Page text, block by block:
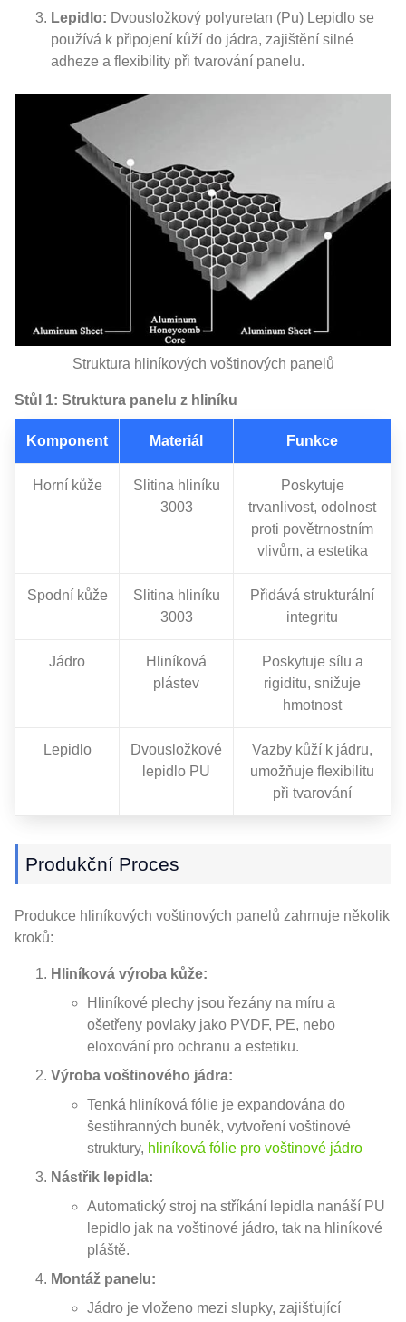
Lepidlo: Dvousložkový polyuretan (Pu) Lepidlo se
používá k připojení kůží do jádra, zajištění silné
adheze a flexibility při tvarování panelu.
Struktura hliníkových voštinových panelů
Stůl 1: Struktura panelu z hliníku
Komponent Materiál Funkce
Horní kůže
Slitina hliníku
3003
Poskytuje
trvanlivost, odolnost
proti povětrnostním
vlivům, a estetika
Spodní kůže
Slitina hliníku
3003
Přidává strukturální
integritu
Jádro
Hliníková
plástev
Poskytuje sílu a
rigiditu, snižuje
hmotnost
Lepidlo
Dvousložkové
lepidlo PU
Vazby kůží k jádru,
umožňuje flexibilitu
při tvarování
Produkční Proces
Produkce hliníkových voštinových panelů zahrnuje několik
kroků:
Hliníková výroba kůže:
Hliníkové plechy jsou řezány na míru a
ošetřeny povlaky jako PVDF, PE, nebo
eloxování pro ochranu a estetiku.
Výroba voštinového jádra:
Tenká hliníková fólie je expandována do
šestihranných buněk, vytvoření voštinové
struktury, hliníková fólie pro voštinové jádro
Nástřik lepidla:
Automatický stroj na stříkání lepidla nanáší PU
lepidlo jak na voštinové jádro, tak na hliníkové
pláště.
Montáž panelu:
Jádro je vloženo mezi slupky, zajišťující